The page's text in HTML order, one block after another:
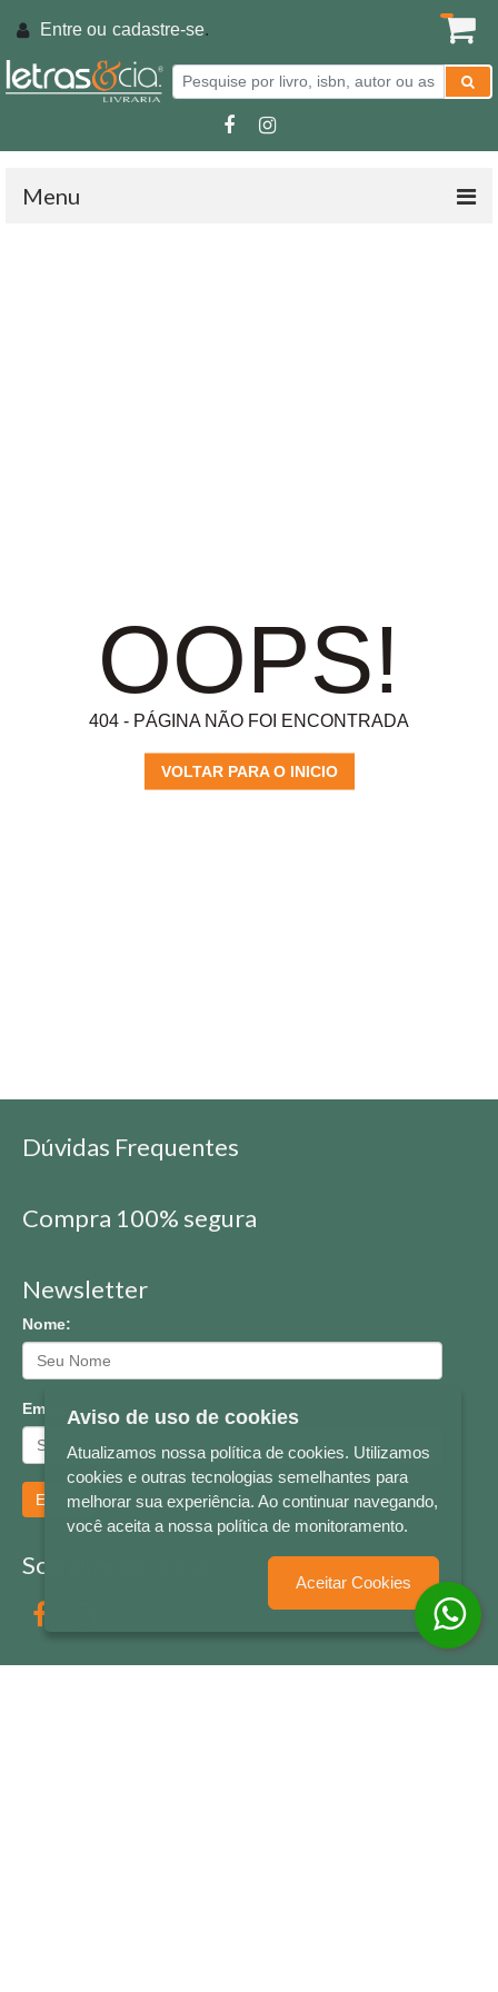
Entre ou cadastre-se.
Menu
OOPS!
404 - PÁGINA NÃO FOI ENCONTRADA
VOLTAR PARA O INICIO
Dúvidas Frequentes
Compra 100% segura
Newsletter
Nome:
Email:
Enviar
Socialize conosco
Aviso de uso de cookies
Atualizamos nossa política de cookies. Utilizamos
cookies e outras tecnologias semelhantes para
melhorar sua experiência. Ao continuar navegando,
você aceita a nossa política de monitoramento.
Aceitar Cookies